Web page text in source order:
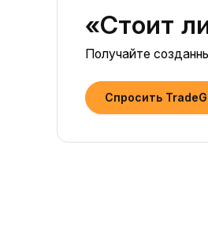
«Стоит
Получайте
Спросить